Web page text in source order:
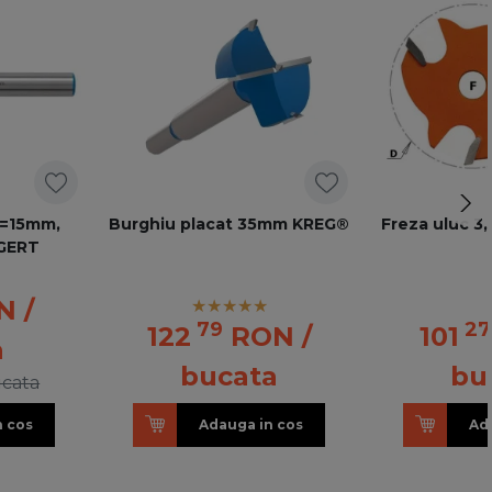
/
cos
Burghiu placat 35mm KREG®
122 79 RON /
bucata
Adauga in cos
Freza uluc
101 27